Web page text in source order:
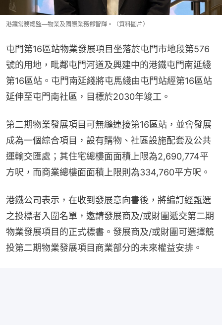
港鐵常務總監—物業及國際業務鄧智輝。（資料圖片）
屯門第16區站物業發展項目坐落於屯門市地段第576
號的用地，毗鄰屯門河道及興建中的港鐵屯門南延綫
第16區站。屯門南延綫將屯馬綫由屯門站經第16區站
延伸至屯門南社區，目標於2030年竣工。
第二期物業發展項目可無縫連接第16區站，並會發展
成為一個綜合項目，設有購物、社區設施配套及公共
運輸交匯處；其住宅總樓面面積上限為2,690,774平
方呎，而商業總樓面面積上限則為334,760平方呎。
港鐵公司表示，在收到發展意向書後，將編訂經甄選
之投標者入圍名單，邀請發展商及/或財團遞交第二期
物業發展項目的正式標書。發展商及/或財團可選擇競
投第二期物業發展項目商業部分的未來權益安排。